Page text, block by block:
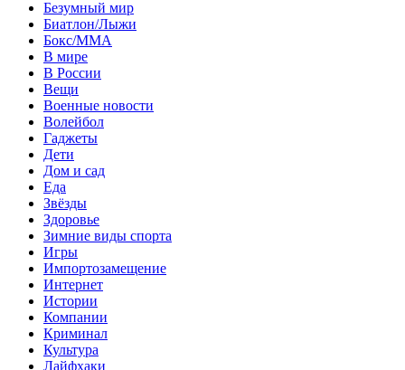
Безумный мир
Биатлон/Лыжи
Бокс/MMA
В мире
В России
Вещи
Военные новости
Волейбол
Гаджеты
Дети
Дом и сад
Еда
Звёзды
Здоровье
Зимние виды спорта
Игры
Импортозамещение
Интернет
Истории
Компании
Криминал
Культура
Лайфхаки